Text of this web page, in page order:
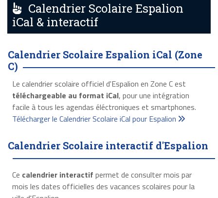
Calendrier Scolaire Espalion
iCal & interactif
Calendrier Scolaire Espalion iCal (Zone
C)
Le calendrier scolaire officiel d'Espalion en Zone C est
téléchargeable au format iCal, pour une intégration
facile à tous les agendas éléctroniques et smartphones.
Télécharger le Calendrier Scolaire iCal pour Espalion
Calendrier Scolaire interactif d'Espalion
Ce calendrier interactif permet de consulter mois par
mois les dates officielles des vacances scolaires pour la